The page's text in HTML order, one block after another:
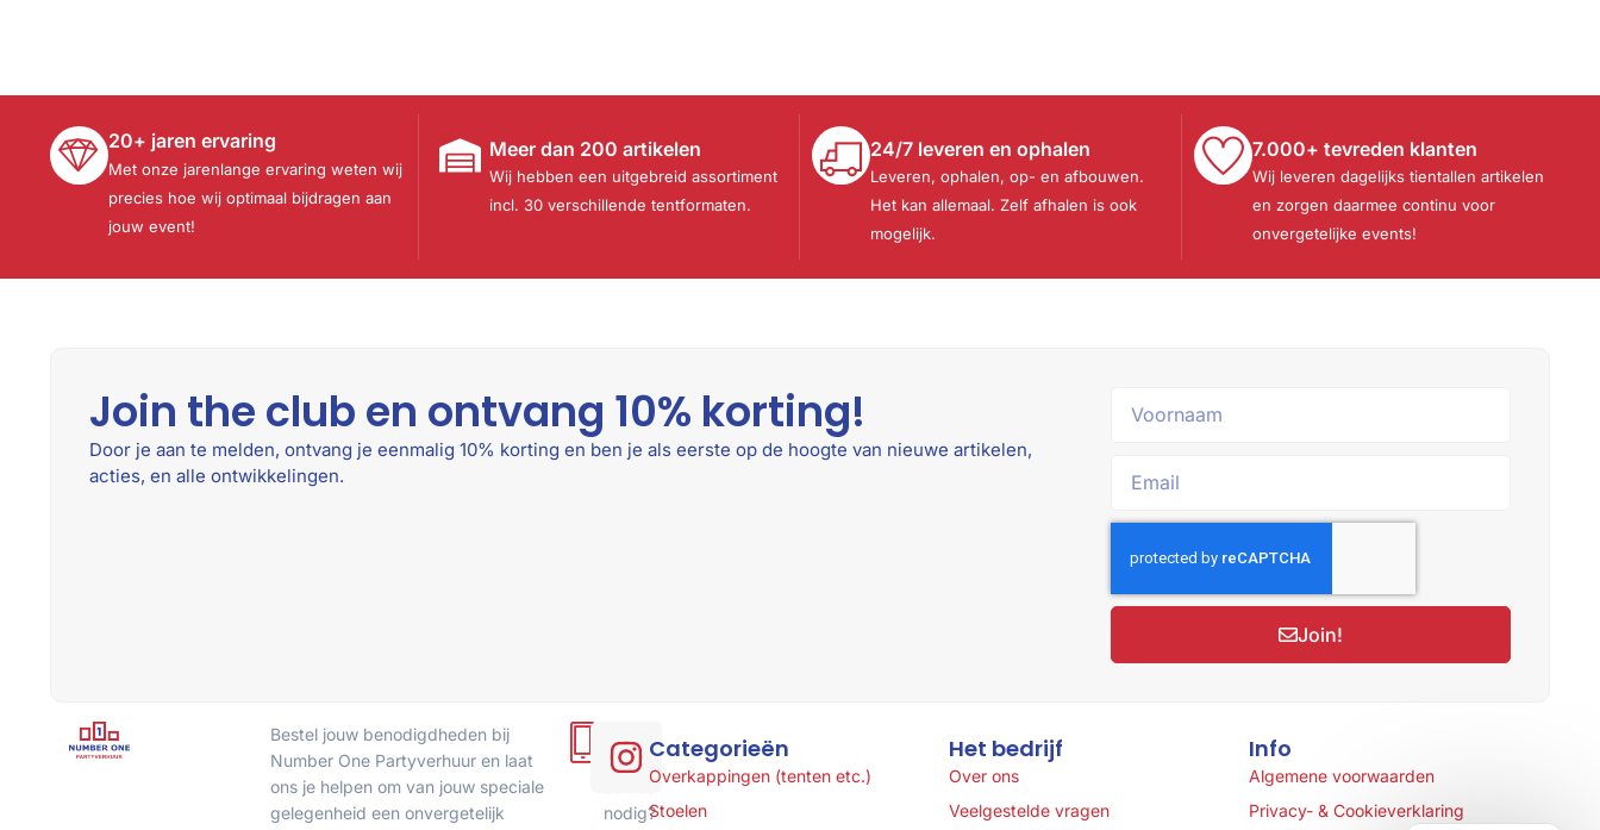
20+ jaren ervaring
Met onze jarenlange ervaring weten wij
precies hoe wij optimaal bijdragen aan
jouw event!
Meer dan 200 artikelen
Wij hebben een uitgebreid assortiment
incl. 30 verschillende tentformaten.
24/7 leveren en ophalen
Leveren, ophalen, op- en afbouwen.
Het kan allemaal. Zelf afhalen is ook
mogelijk.
7.000+ tevreden klanten
Wij leveren dagelijks tientallen artikelen
en zorgen daarmee continu voor
onvergetelijke events!
Bestel jouw benodigdheden bij
Number One Partyverhuur en laat
ons je helpen om van jouw speciale
gelegenheid een onvergetelijk
of
advies
nodig?
Categorieën
Overkappingen (tenten etc.)
Stoelen
Het bedrijf
Over ons
Veelgestelde vragen
Info
Algemene voorwaarden
Privacy- & Cookieverklaring
Join the club en ontvang 10% korting!
Door je aan te melden, ontvang je eenmalig 10% korting en ben je als eerste op de hoogte van nieuwe artikelen,
acties, en alle ontwikkelingen.
Join!